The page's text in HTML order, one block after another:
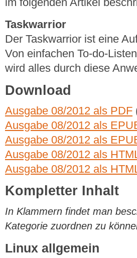
Taskwarrior
Der Taskwarrior ist eine
Von einfachen To-do-
wird alles durch diese
Download
Ausgabe 08/2012 als PDF
Ausgabe 08/2012 als
Ausgabe 08/2012 als
Ausgabe 08/2012 als
Ausgabe 08/2012 als
Kompletter Inhalt
In Klammern findet man
Kategorie zuordnen zu
Linux allgemein